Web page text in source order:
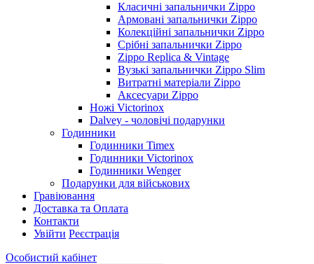
Класичні запальнички Zippo
Армовані запальнички Zippo
Колекційні запальнички Zippo
Срібні запальнички Zippo
Zippo Replica & Vintage
Вузькі запальнички Zippo Slim
Витратні матеріали Zippo
Аксесуари Zippo
Ножі Victorinox
Dalvey - чоловічі подарунки
Годинники
Годинники Timex
Годинники Victorinox
Годинники Wenger
Подарунки для військових
Гравіювання
Доставка та Оплата
Контакти
Увійти Реєстрація
Особистий кабінет